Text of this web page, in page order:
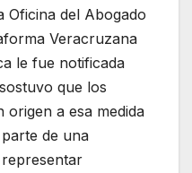
Oficina del Abogado
Veracruzana
le fue notificada
que los
origen a esa medida
de una